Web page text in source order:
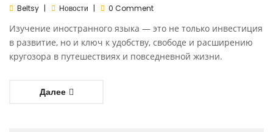
Beltsy Новости 0 Comment
Изучение иностранного языка — это не только инвестиция
в развитие, но и ключ к удобству, свободе и расширению
кругозора в путешествиях и повседневной жизни.
Далее